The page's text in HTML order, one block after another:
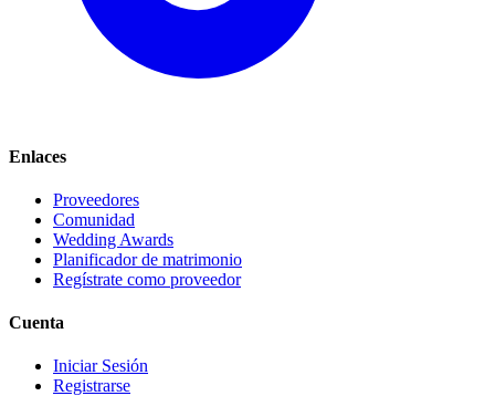
Enlaces
Proveedores
Comunidad
Wedding Awards
Planificador de matrimonio
Regístrate como proveedor
Cuenta
Iniciar Sesión
Registrarse